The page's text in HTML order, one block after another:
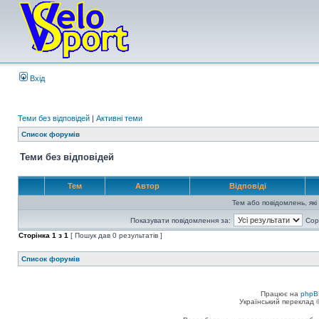
Вхід
Теми без відповідей | Активні теми
Список форумів
Теми без відповідей
Тем Автор Відповіді
Тем або повідомлень,
Показувати повідомлення за:
Сторінка 1 з 1 [ Пошук дав 0 результатів ]
Список форумів
Працює на
Український